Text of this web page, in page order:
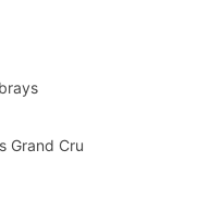
Grand Cru